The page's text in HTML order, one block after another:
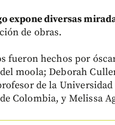
expone diversas
de obras.
fueron hechos por
moola; Deborah
de la
Colombia, y Melissa